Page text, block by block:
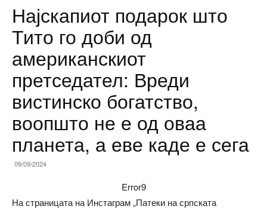
Најскапиот подарок што
Тито го доби од
американскиот
претседател: Вреди
вистинско богатство,
воопшто не е од оваа
планета, а еве каде е сега
09/09/2024
Error9
На страницата на Инстаграм „Патеки на српската